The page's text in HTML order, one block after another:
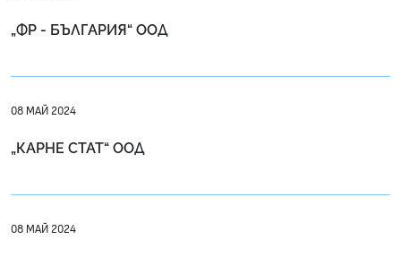
„ФР - БЪЛГАРИЯ“ ООД
08 МАЙ 2024
„КАРНЕ СТАТ“ ООД
08 МАЙ 2024